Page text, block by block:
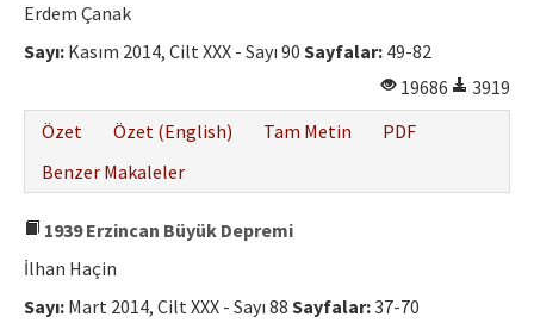
Erdem Çanak
Sayı: Kasım 2014, Cilt XXX - Sayı 90 Sayfalar: 49-82
19686
3919
Özet
Özet (English) Tam Metin
PDF
Benzer Makaleler
1939 Erzincan Büyük Depremi
İlhan Haçin
Sayı: Mart 2014, Cilt XXX - Sayı 88 Sayfalar:37-70